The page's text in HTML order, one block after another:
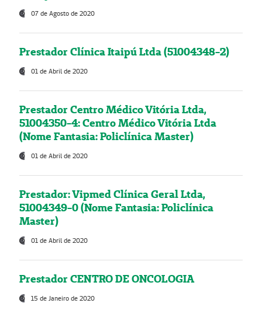
07 de Agosto de 2020
Prestador Clínica Itaipú Ltda (51004348-2)
01 de Abril de 2020
Prestador Centro Médico Vitória Ltda,
51004350-4: Centro Médico Vitória Ltda
(Nome Fantasia: Policlínica Master)
01 de Abril de 2020
Prestador: Vipmed Clínica Geral Ltda,
51004349-0 (Nome Fantasia: Policlínica
Master)
01 de Abril de 2020
Prestador CENTRO DE ONCOLOGIA
15 de Janeiro de 2020